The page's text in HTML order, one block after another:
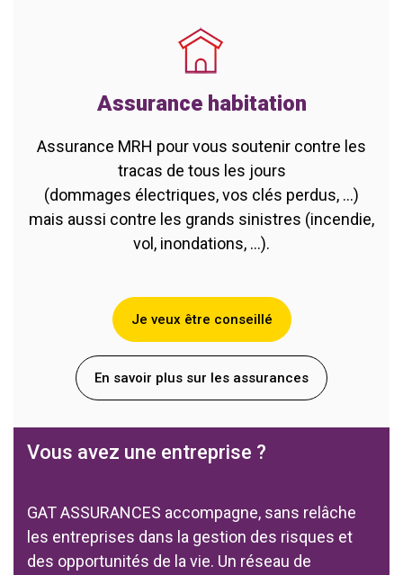
Assurance habitation
Assurance MRH pour vous soutenir contre les
tracas de tous les jours
(dommages électriques, vos clés perdus, ...)
mais aussi contre les grands sinistres (incendie,
vol, inondations, ...).
Je veux être conseillé
En savoir plus sur les assurances
Vous avez une entreprise ?
GAT ASSURANCES accompagne, sans relâche
les entreprises dans la gestion des risques et
des opportunités de la vie. Un réseau de